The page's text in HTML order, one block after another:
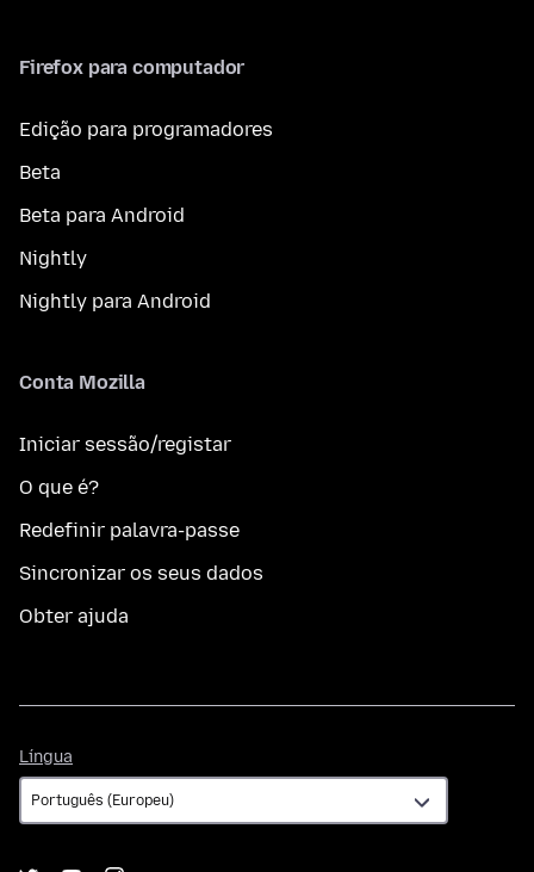
Firefox para computador
Edição para programadores
Beta
Beta para Android
Nightly
Nightly para Android
Conta Mozilla
Iniciar sessão/registar
O que é?
Redefinir palavra-passe
Sincronizar os seus dados
Obter ajuda
Língua